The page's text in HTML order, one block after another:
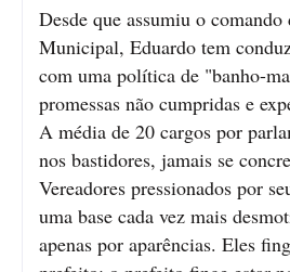
Desde que assumiu o
Municipal, Eduardo tem
com uma política de "banho-
promessas não cumpridas e
A média de 20 cargos por
nos bastidores, jamais se
Vereadores pressionados por
uma base cada vez mais
apenas por aparências. Eles